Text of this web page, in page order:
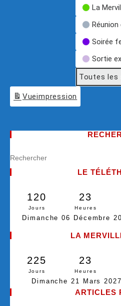
La
Réunion
Soirée
Sortie
Toutes les
Vueimpression
LE
120
Jours
23
Heures
Dimanche 06 Décembre
LA
225
Jours
23
Heures
Dimanche 21 Mars
ARTICLES